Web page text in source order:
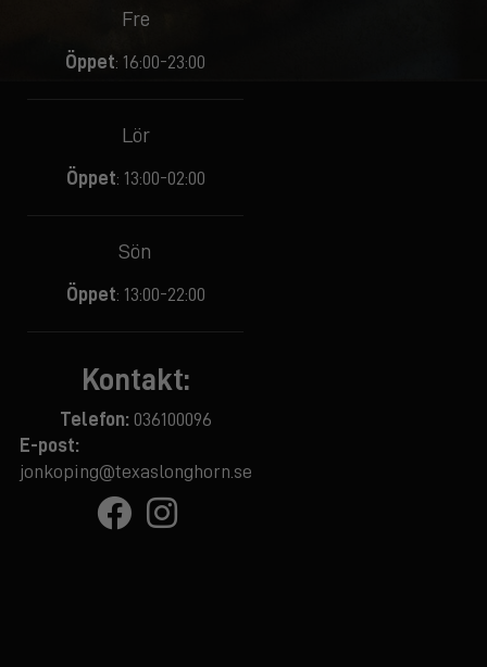
Fre
Öppet: 16:00-23:00
Lör
Öppet: 13:00-02:00
Sön
Öppet: 13:00-22:00
Kontakt:
Telefon: 036100096
E-post:
jonkoping@texaslonghorn.se